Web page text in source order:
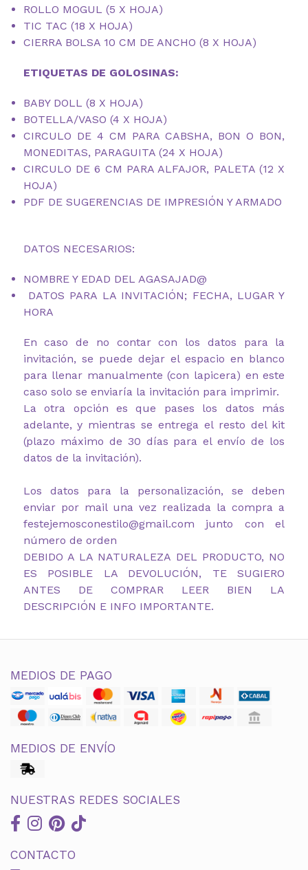
ROLLO MOGUL (5 X HOJA)
TIC TAC (18 X HOJA)
CIERRA BOLSA 10 CM DE ANCHO (8 X HOJA)
ETIQUETAS DE GOLOSINAS:
BABY DOLL (8 X HOJA)
BOTELLA/VASO (4 X HOJA)
CIRCULO DE 4 CM PARA CABSHA, BON O BON,
MONEDITAS, PARAGUITA (24 X HOJA)
CIRCULO DE 6 CM PARA ALFAJOR, PALETA (12 X
HOJA)
PDF DE SUGERENCIAS DE IMPRESIÓN Y ARMADO
DATOS NECESARIOS:
NOMBRE Y EDAD DEL AGASAJAD@
DATOS PARA LA INVITACIÓN; FECHA, LUGAR Y
HORA
En caso de no contar con los datos para la
invitación, se puede dejar el espacio en blanco
para llenar manualmente (con lapicera) en este
caso solo se enviaría la invitación para imprimir.
La otra opción es que pases los datos más
adelante, y mientras se entrega el resto del kit
(plazo máximo de 30 días para el envío de los
datos de la invitación).
Los datos para la personalización, se deben
enviar por mail una vez realizada la compra a
festejemosconestilo@gmail.com junto con el
número de orden
DEBIDO A LA NATURALEZA DEL PRODUCTO, NO
ES POSIBLE LA DEVOLUCIÓN, TE SUGIERO
ANTES DE COMPRAR LEER BIEN LA
DESCRIPCIÓN E INFO IMPORTANTE.
MEDIOS DE PAGO
MEDIOS DE ENVÍO
NUESTRAS REDES SOCIALES
CONTACTO